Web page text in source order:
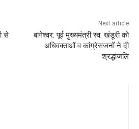
से
Next article
बागेश्वर: पूर्व मुख्यमंत्री स्व. खंडूरी को
अधिवक्ताओं व कांग्रेसजनों ने दी
श्रद्धांजलि